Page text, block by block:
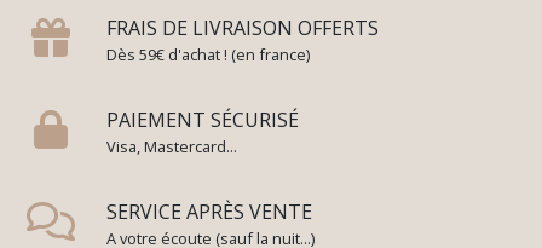
FRAIS DE LIVRAISON OFFERTS
Dès 59€ d'achat ! (en france)
PAIEMENT SÉCURISÉ
Visa, Mastercard...
SERVICE APRÈS VENTE
A votre écoute (sauf la nuit...)
Arbre
(4)
Afficher